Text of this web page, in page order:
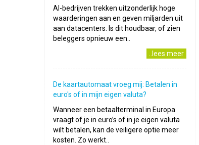
AI-bedrijven trekken uitzonderlijk hoge
waarderingen aan en geven miljarden uit
aan datacenters. Is dit houdbaar, of zien
beleggers opnieuw een..
..lees meer
De kaartautomaat vroeg mij: Betalen in
euro's of in mijn eigen valuta?
Wanneer een betaalterminal in Europa
vraagt of je in euro’s of in je eigen valuta
wilt betalen, kan de veiligere optie meer
kosten. Zo werkt..